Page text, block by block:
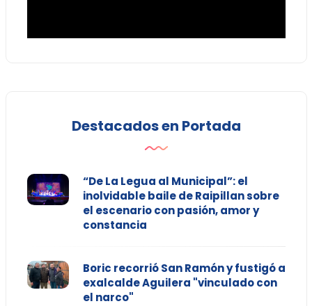
Destacados en Portada
“De La Legua al Municipal”: el
inolvidable baile de Raipillan sobre
el escenario con pasión, amor y
constancia
Boric recorrió San Ramón y fustigó a
exalcalde Aguilera "vinculado con
el narco"